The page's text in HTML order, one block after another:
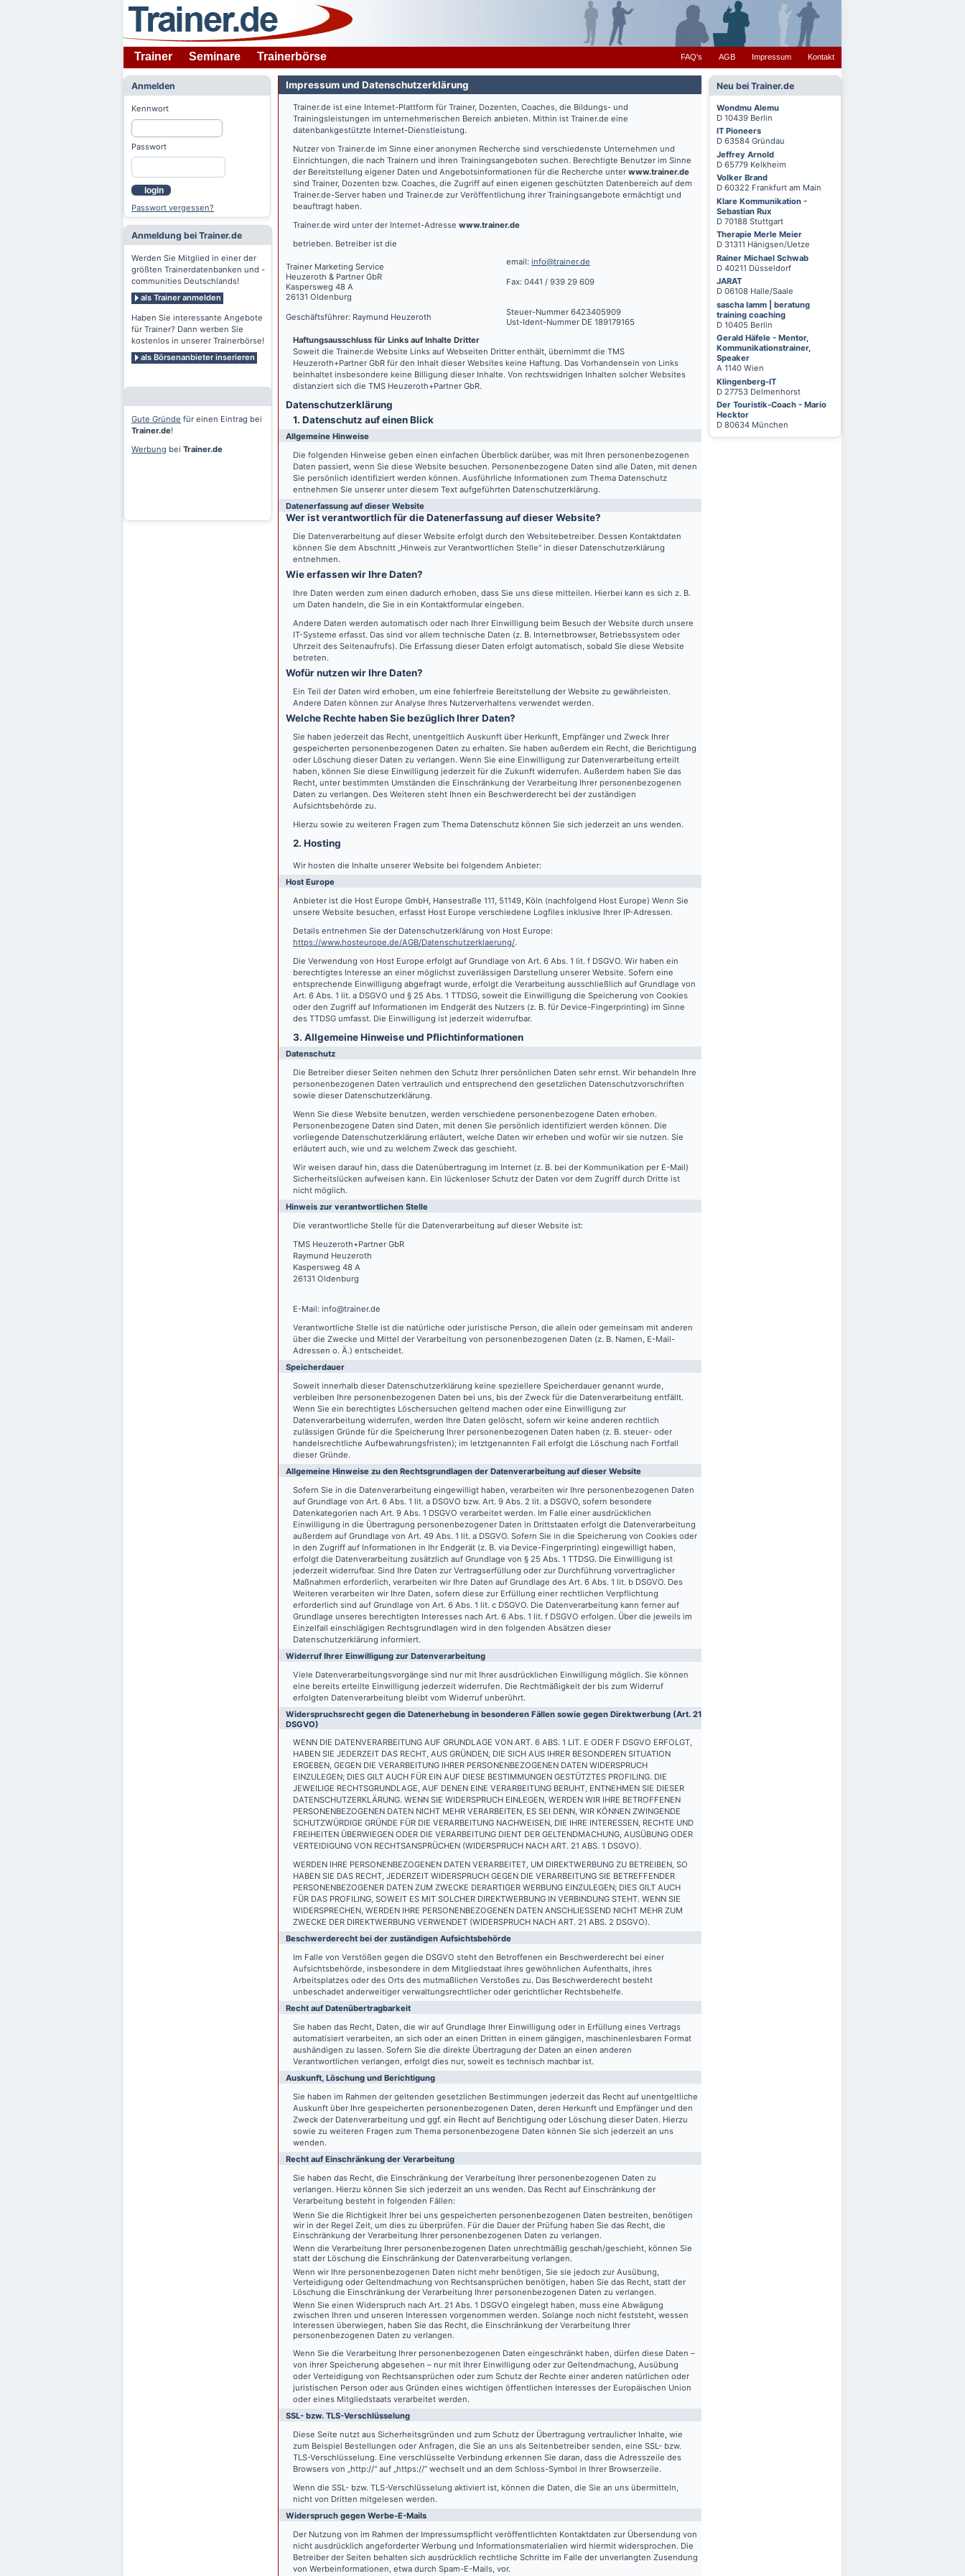
Trainer Seminare Trainerbörse FAQ's AGB Impressum Kontakt
Anmelden
Kennwort
Passwort
login
Passwort vergessen?
Anmeldung bei Trainer.de
Werden Sie Mitglied in einer der
größten Trainerdatenbanken und -
communities Deutschlands!
als Trainer anmelden
Haben Sie interessante Angebote
für Trainer? Dann werben Sie
kostenlos in unserer Trainerbörse!
als Börsenanbieter inserieren
Gute Gründe für einen Eintrag bei
Trainer.de!
Werbung bei Trainer.de
Neu bei Trainer.de
Wondmu Alemu
D 10439 Berlin
IT Pioneers
D 63584 Gründau
Jeffrey Arnold
D 65779 Kelkheim
Volker Brand
D 60322 Frankfurt am Main
Klare Kommunikation -
Sebastian Rux
D 70188 Stuttgart
Therapie Merle Meier
D 31311 Hänigsen/Uetze
Rainer Michael Schwab
D 40211 Düsseldorf
JARAT
D 06108 Halle/Saale
sascha lamm | beratung
training coaching
D 10405 Berlin
Gerald Häfele - Mentor,
Kommunikationstrainer,
Speaker
A 1140 Wien
Klingenberg-IT
D 27753 Delmenhorst
Der Touristik-Coach - Mario
Hecktor
D 80634 München
Impressum und Datenschutzerklärung
Trainer.de ist eine Internet-Plattform für Trainer, Dozenten, Coaches, die Bildungs- und
Trainingsleistungen im unternehmerischen Bereich anbieten. Mithin ist Trainer.de eine
datenbankgestützte Internet-Dienstleistung.
Nutzer von Trainer.de im Sinne einer anonymen Recherche sind verschiedenste Unternehmen und
Einrichtungen, die nach Trainern und ihren Trainingsangeboten suchen. Berechtigte Benutzer im Sinne
der Bereitstellung eigener Daten und Angebotsinformationen für die Recherche unter www.trainer.de
sind Trainer, Dozenten bzw. Coaches, die Zugriff auf einen eigenen geschützten Datenbereich auf dem
Trainer.de-Server haben und Trainer.de zur Veröffentlichung ihrer Trainingsangebote ermächtigt und
beauftragt haben.
Trainer.de wird unter der Internet-Adresse www.trainer.de
betrieben. Betreiber ist die
Trainer Marketing Service
Heuzeroth & Partner GbR
Kaspersweg 48 A
26131 Oldenburg
Geschäftsführer: Raymund Heuzeroth
email: info@trainer.de
Fax: 0441 / 939 29 609
Steuer-Nummer 6423405909
Ust-Ident-Nummer DE 189179165
Haftungsausschluss für Links auf Inhalte Dritter
Soweit die Trainer.de Website Links auf Webseiten Dritter enthält, übernimmt die TMS
Heuzeroth+Partner GbR für den Inhalt dieser Websites keine Haftung. Das Vorhandensein von Links
beinhaltet insbesondere keine Billigung dieser Inhalte. Von rechtswidrigen Inhalten solcher Websites
distanziert sich die TMS Heuzeroth+Partner GbR.
Datenschutz­erklärung
1. Datenschutz auf einen Blick
Allgemeine Hinweise
Die folgenden Hinweise geben einen einfachen Überblick darüber, was mit Ihren personenbezogenen
Daten passiert, wenn Sie diese Website besuchen. Personenbezogene Daten sind alle Daten, mit denen
Sie persönlich identifiziert werden können. Ausführliche Informationen zum Thema Datenschutz
entnehmen Sie unserer unter diesem Text aufgeführten Datenschutzerklärung.
Datenerfassung auf dieser Website
Wer ist verantwortlich für die Datenerfassung auf dieser Website?
Die Datenverarbeitung auf dieser Website erfolgt durch den Websitebetreiber. Dessen Kontaktdaten
können Sie dem Abschnitt „Hinweis zur Verantwortlichen Stelle“ in dieser Datenschutzerklärung
entnehmen.
Wie erfassen wir Ihre Daten?
Ihre Daten werden zum einen dadurch erhoben, dass Sie uns diese mitteilen. Hierbei kann es sich z. B.
um Daten handeln, die Sie in ein Kontaktformular eingeben.
Andere Daten werden automatisch oder nach Ihrer Einwilligung beim Besuch der Website durch unsere
IT-Systeme erfasst. Das sind vor allem technische Daten (z. B. Internetbrowser, Betriebssystem oder
Uhrzeit des Seitenaufrufs). Die Erfassung dieser Daten erfolgt automatisch, sobald Sie diese Website
betreten.
Wofür nutzen wir Ihre Daten?
Ein Teil der Daten wird erhoben, um eine fehlerfreie Bereitstellung der Website zu gewährleisten.
Andere Daten können zur Analyse Ihres Nutzerverhaltens verwendet werden.
Welche Rechte haben Sie bezüglich Ihrer Daten?
Sie haben jederzeit das Recht, unentgeltlich Auskunft über Herkunft, Empfänger und Zweck Ihrer
gespeicherten personenbezogenen Daten zu erhalten. Sie haben außerdem ein Recht, die Berichtigung
oder Löschung dieser Daten zu verlangen. Wenn Sie eine Einwilligung zur Datenverarbeitung erteilt
haben, können Sie diese Einwilligung jederzeit für die Zukunft widerrufen. Außerdem haben Sie das
Recht, unter bestimmten Umständen die Einschränkung der Verarbeitung Ihrer personenbezogenen
Daten zu verlangen. Des Weiteren steht Ihnen ein Beschwerderecht bei der zuständigen
Aufsichtsbehörde zu.
Hierzu sowie zu weiteren Fragen zum Thema Datenschutz können Sie sich jederzeit an uns wenden.
2. Hosting
Wir hosten die Inhalte unserer Website bei folgendem Anbieter:
Host Europe
Anbieter ist die Host Europe GmbH, Hansestraße 111, 51149, Köln (nachfolgend Host Europe) Wenn Sie
unsere Website besuchen, erfasst Host Europe verschiedene Logfiles inklusive Ihrer IP-Adressen.
Details entnehmen Sie der Datenschutzerklärung von Host Europe:
https://www.hosteurope.de/AGB/Datenschutzerklaerung/.
Die Verwendung von Host Europe erfolgt auf Grundlage von Art. 6 Abs. 1 lit. f DSGVO. Wir haben ein
berechtigtes Interesse an einer möglichst zuverlässigen Darstellung unserer Website. Sofern eine
entsprechende Einwilligung abgefragt wurde, erfolgt die Verarbeitung ausschließlich auf Grundlage von
Art. 6 Abs. 1 lit. a DSGVO und § 25 Abs. 1 TTDSG, soweit die Einwilligung die Speicherung von Cookies
oder den Zugriff auf Informationen im Endgerät des Nutzers (z. B. für Device-Fingerprinting) im Sinne
des TTDSG umfasst. Die Einwilligung ist jederzeit widerrufbar.
3. Allgemeine Hinweise und Pflicht­informationen
Datenschutz
Die Betreiber dieser Seiten nehmen den Schutz Ihrer persönlichen Daten sehr ernst. Wir behandeln Ihre
personenbezogenen Daten vertraulich und entsprechend den gesetzlichen Datenschutzvorschriften
sowie dieser Datenschutzerklärung.
Wenn Sie diese Website benutzen, werden verschiedene personenbezogene Daten erhoben.
Personenbezogene Daten sind Daten, mit denen Sie persönlich identifiziert werden können. Die
vorliegende Datenschutzerklärung erläutert, welche Daten wir erheben und wofür wir sie nutzen. Sie
erläutert auch, wie und zu welchem Zweck das geschieht.
Wir weisen darauf hin, dass die Datenübertragung im Internet (z. B. bei der Kommunikation per E-Mail)
Sicherheitslücken aufweisen kann. Ein lückenloser Schutz der Daten vor dem Zugriff durch Dritte ist
nicht möglich.
Hinweis zur verantwortlichen Stelle
Die verantwortliche Stelle für die Datenverarbeitung auf dieser Website ist:
TMS Heuzeroth+Partner GbR
Raymund Heuzeroth
Kaspersweg 48 A
26131 Oldenburg
E-Mail: info@trainer.de
Verantwortliche Stelle ist die natürliche oder juristische Person, die allein oder gemeinsam mit anderen
über die Zwecke und Mittel der Verarbeitung von personenbezogenen Daten (z. B. Namen, E-Mail-
Adressen o. Ä.) entscheidet.
Speicherdauer
Soweit innerhalb dieser Datenschutzerklärung keine speziellere Speicherdauer genannt wurde,
verbleiben Ihre personenbezogenen Daten bei uns, bis der Zweck für die Datenverarbeitung entfällt.
Wenn Sie ein berechtigtes Löschersuchen geltend machen oder eine Einwilligung zur
Datenverarbeitung widerrufen, werden Ihre Daten gelöscht, sofern wir keine anderen rechtlich
zulässigen Gründe für die Speicherung Ihrer personenbezogenen Daten haben (z. B. steuer- oder
handelsrechtliche Aufbewahrungsfristen); im letztgenannten Fall erfolgt die Löschung nach Fortfall
dieser Gründe.
Allgemeine Hinweise zu den Rechtsgrundlagen der Datenverarbeitung auf dieser Website
Sofern Sie in die Datenverarbeitung eingewilligt haben, verarbeiten wir Ihre personenbezogenen Daten
auf Grundlage von Art. 6 Abs. 1 lit. a DSGVO bzw. Art. 9 Abs. 2 lit. a DSGVO, sofern besondere
Datenkategorien nach Art. 9 Abs. 1 DSGVO verarbeitet werden. Im Falle einer ausdrücklichen
Einwilligung in die Übertragung personenbezogener Daten in Drittstaaten erfolgt die Datenverarbeitung
außerdem auf Grundlage von Art. 49 Abs. 1 lit. a DSGVO. Sofern Sie in die Speicherung von Cookies oder
in den Zugriff auf Informationen in Ihr Endgerät (z. B. via Device-Fingerprinting) eingewilligt haben,
erfolgt die Datenverarbeitung zusätzlich auf Grundlage von § 25 Abs. 1 TTDSG. Die Einwilligung ist
jederzeit widerrufbar. Sind Ihre Daten zur Vertragserfüllung oder zur Durchführung vorvertraglicher
Maßnahmen erforderlich, verarbeiten wir Ihre Daten auf Grundlage des Art. 6 Abs. 1 lit. b DSGVO. Des
Weiteren verarbeiten wir Ihre Daten, sofern diese zur Erfüllung einer rechtlichen Verpflichtung
erforderlich sind auf Grundlage von Art. 6 Abs. 1 lit. c DSGVO. Die Datenverarbeitung kann ferner auf
Grundlage unseres berechtigten Interesses nach Art. 6 Abs. 1 lit. f DSGVO erfolgen. Über die jeweils im
Einzelfall einschlägigen Rechtsgrundlagen wird in den folgenden Absätzen dieser
Datenschutzerklärung informiert.
Widerruf Ihrer Einwilligung zur Datenverarbeitung
Viele Datenverarbeitungsvorgänge sind nur mit Ihrer ausdrücklichen Einwilligung möglich. Sie können
eine bereits erteilte Einwilligung jederzeit widerrufen. Die Rechtmäßigkeit der bis zum Widerruf
erfolgten Datenverarbeitung bleibt vom Widerruf unberührt.
Widerspruchsrecht gegen die Datenerhebung in besonderen Fällen sowie gegen Direktwerbung (Art. 21
DSGVO)
WENN DIE DATENVERARBEITUNG AUF GRUNDLAGE VON ART. 6 ABS. 1 LIT. E ODER F DSGVO ERFOLGT,
HABEN SIE JEDERZEIT DAS RECHT, AUS GRÜNDEN, DIE SICH AUS IHRER BESONDEREN SITUATION
ERGEBEN, GEGEN DIE VERARBEITUNG IHRER PERSONENBEZOGENEN DATEN WIDERSPRUCH
EINZULEGEN; DIES GILT AUCH FÜR EIN AUF DIESE BESTIMMUNGEN GESTÜTZTES PROFILING. DIE
JEWEILIGE RECHTSGRUNDLAGE, AUF DENEN EINE VERARBEITUNG BERUHT, ENTNEHMEN SIE DIESER
DATENSCHUTZERKLÄRUNG. WENN SIE WIDERSPRUCH EINLEGEN, WERDEN WIR IHRE BETROFFENEN
PERSONENBEZOGENEN DATEN NICHT MEHR VERARBEITEN, ES SEI DENN, WIR KÖNNEN ZWINGENDE
SCHUTZWÜRDIGE GRÜNDE FÜR DIE VERARBEITUNG NACHWEISEN, DIE IHRE INTERESSEN, RECHTE UND
FREIHEITEN ÜBERWIEGEN ODER DIE VERARBEITUNG DIENT DER GELTENDMACHUNG, AUSÜBUNG ODER
VERTEIDIGUNG VON RECHTSANSPRÜCHEN (WIDERSPRUCH NACH ART. 21 ABS. 1 DSGVO).
WERDEN IHRE PERSONENBEZOGENEN DATEN VERARBEITET, UM DIREKTWERBUNG ZU BETREIBEN, SO
HABEN SIE DAS RECHT, JEDERZEIT WIDERSPRUCH GEGEN DIE VERARBEITUNG SIE BETREFFENDER
PERSONENBEZOGENER DATEN ZUM ZWECKE DERARTIGER WERBUNG EINZULEGEN; DIES GILT AUCH
FÜR DAS PROFILING, SOWEIT ES MIT SOLCHER DIREKTWERBUNG IN VERBINDUNG STEHT. WENN SIE
WIDERSPRECHEN, WERDEN IHRE PERSONENBEZOGENEN DATEN ANSCHLIESSEND NICHT MEHR ZUM
ZWECKE DER DIREKTWERBUNG VERWENDET (WIDERSPRUCH NACH ART. 21 ABS. 2 DSGVO).
Beschwerde­recht bei der zuständigen Aufsichts­behörde
Im Falle von Verstößen gegen die DSGVO steht den Betroffenen ein Beschwerderecht bei einer
Aufsichtsbehörde, insbesondere in dem Mitgliedstaat ihres gewöhnlichen Aufenthalts, ihres
Arbeitsplatzes oder des Orts des mutmaßlichen Verstoßes zu. Das Beschwerderecht besteht
unbeschadet anderweitiger verwaltungsrechtlicher oder gerichtlicher Rechtsbehelfe.
Recht auf Daten­übertrag­barkeit
Sie haben das Recht, Daten, die wir auf Grundlage Ihrer Einwilligung oder in Erfüllung eines Vertrags
automatisiert verarbeiten, an sich oder an einen Dritten in einem gängigen, maschinenlesbaren Format
aushändigen zu lassen. Sofern Sie die direkte Übertragung der Daten an einen anderen
Verantwortlichen verlangen, erfolgt dies nur, soweit es technisch machbar ist.
Auskunft, Löschung und Berichtigung
Sie haben im Rahmen der geltenden gesetzlichen Bestimmungen jederzeit das Recht auf unentgeltliche
Auskunft über Ihre gespeicherten personenbezogenen Daten, deren Herkunft und Empfänger und den
Zweck der Datenverarbeitung und ggf. ein Recht auf Berichtigung oder Löschung dieser Daten. Hierzu
sowie zu weiteren Fragen zum Thema personenbezogene Daten können Sie sich jederzeit an uns
wenden.
Recht auf Einschränkung der Verarbeitung
Sie haben das Recht, die Einschränkung der Verarbeitung Ihrer personenbezogenen Daten zu
verlangen. Hierzu können Sie sich jederzeit an uns wenden. Das Recht auf Einschränkung der
Verarbeitung besteht in folgenden Fällen:
Wenn Sie die Richtigkeit Ihrer bei uns gespeicherten personenbezogenen Daten bestreiten, benötigen
wir in der Regel Zeit, um dies zu überprüfen. Für die Dauer der Prüfung haben Sie das Recht, die
Einschränkung der Verarbeitung Ihrer personenbezogenen Daten zu verlangen.
Wenn die Verarbeitung Ihrer personenbezogenen Daten unrechtmäßig geschah/geschieht, können Sie
statt der Löschung die Einschränkung der Datenverarbeitung verlangen.
Wenn wir Ihre personenbezogenen Daten nicht mehr benötigen, Sie sie jedoch zur Ausübung,
Verteidigung oder Geltendmachung von Rechtsansprüchen benötigen, haben Sie das Recht, statt der
Löschung die Einschränkung der Verarbeitung Ihrer personenbezogenen Daten zu verlangen.
Wenn Sie einen Widerspruch nach Art. 21 Abs. 1 DSGVO eingelegt haben, muss eine Abwägung
zwischen Ihren und unseren Interessen vorgenommen werden. Solange noch nicht feststeht, wessen
Interessen überwiegen, haben Sie das Recht, die Einschränkung der Verarbeitung Ihrer
personenbezogenen Daten zu verlangen.
Wenn Sie die Verarbeitung Ihrer personenbezogenen Daten eingeschränkt haben, dürfen diese Daten –
von ihrer Speicherung abgesehen – nur mit Ihrer Einwilligung oder zur Geltendmachung, Ausübung
oder Verteidigung von Rechtsansprüchen oder zum Schutz der Rechte einer anderen natürlichen oder
juristischen Person oder aus Gründen eines wichtigen öffentlichen Interesses der Europäischen Union
oder eines Mitgliedstaats verarbeitet werden.
SSL- bzw. TLS-Verschlüsselung
Diese Seite nutzt aus Sicherheitsgründen und zum Schutz der Übertragung vertraulicher Inhalte, wie
zum Beispiel Bestellungen oder Anfragen, die Sie an uns als Seitenbetreiber senden, eine SSL- bzw.
TLS-Verschlüsselung. Eine verschlüsselte Verbindung erkennen Sie daran, dass die Adresszeile des
Browsers von „http://“ auf „https://“ wechselt und an dem Schloss-Symbol in Ihrer Browserzeile.
Wenn die SSL- bzw. TLS-Verschlüsselung aktiviert ist, können die Daten, die Sie an uns übermitteln,
nicht von Dritten mitgelesen werden.
Widerspruch gegen Werbe-E-Mails
Der Nutzung von im Rahmen der Impressumspflicht veröffentlichten Kontaktdaten zur Übersendung von
nicht ausdrücklich angeforderter Werbung und Informationsmaterialien wird hiermit widersprochen. Die
Betreiber der Seiten behalten sich ausdrücklich rechtliche Schritte im Falle der unverlangten Zusendung
von Werbeinformationen, etwa durch Spam-E-Mails, vor.